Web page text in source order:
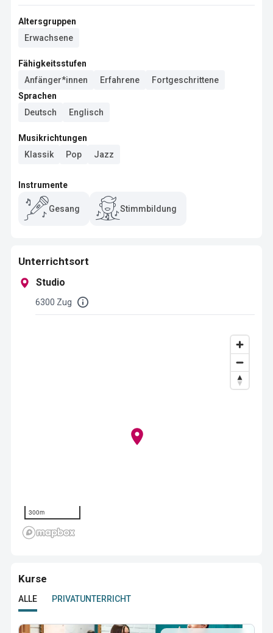
Altersgruppen
Erwachsene
Fähigkeitsstufen
Anfänger*innen
Erfahrene
Fortgeschrittene
Sprachen
Deutsch
Englisch
Musikrichtungen
Klassik
Pop Jazz
Instrumente
Gesang Stimmbildung
Unterrichtsort
Studio
6300 Zug
300m
Kurse
ALLE PRIVATUNTERRICHT